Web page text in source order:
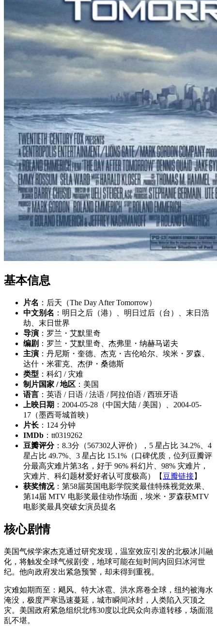
基本信息
片名 ：后天（The Day After Tomorrow）
中文别名 ：明日之后（港）、明日过后（台）、末日浩
劫、末日世界
导演 ：罗兰・艾默里奇
编剧 ：罗兰・艾默里奇、杰弗里・纳赫马诺夫
主演 ：丹尼斯・奎德、杰克・吉伦哈尔、埃米・罗森、
达什・米霍克、杰伊・桑德斯
类型 ：科幻 / 灾难
制片国家 / 地区 ：美国
语言 ：英语 / 日语 / 法语 / 阿拉伯语 / 西班牙语
上映日期 ：2004-05-28（中国大陆 / 美国）、2004-05-
17（墨西哥城首映）
片长 ：124 分钟
IMDb ：tt0319262
豆瓣评分：8.3分（567302人评价），5 星占比 34.2%、4
星占比 49.7%、3 星占比 15.1%（口碑优质，位列豆瓣评
分最高灾难片第3名，好于 96% 科幻片、98% 灾难片，
灾难片、科幻题材爱好者认可度极高）【 豆瓣链接】
获奖情况：第58届英国电影学院奖最佳特殊视觉效果、
第14届 MTV 电影奖最佳动作场面，埃米・罗森获MTV
电影奖最具突破女演员提名
核心剧情
美国气候学家杰克通过研究发现，温室效应引发的北极冰川融
化，将触发全球气候剧变，地球可能在短时间内回归冰河世
纪。他向政府发出紧急预警，却未得到重视。
灾难如期而至：飓风、特大冰雹、洪水席卷全球，纽约被海水
淹没，极度严寒迅速蔓延，城市瞬间冰封，人类陷入灭顶之
灾。美国政府紧急组织北纬30度以北民众向赤道转移，场面混
乱不堪。